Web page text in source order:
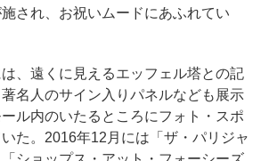
され、お祝いムードにあふれてい
、遠くに見えるエッフェル塔との記
名人のサイン入りパネルなども展示
ル内のいたるところにフォト・スポ
た。2016年12月には「ザ・パリジャ